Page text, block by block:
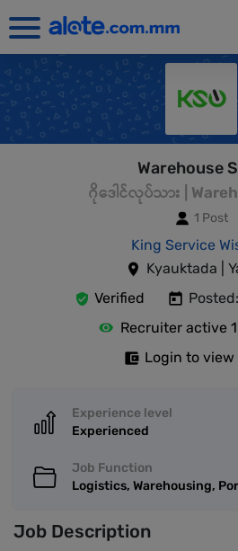
Warehouse
ဂိုဒေါင်လုပ်သား |
1 Post
King Service
Kyauktada |
Verified
Recruiter active
Login to view
Experience level
Experienced
Job Function
Logistics, Warehousing,
Job Description